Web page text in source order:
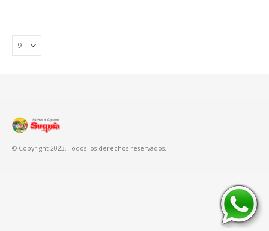
© Copyright 2023. Todos los derechos reservados.